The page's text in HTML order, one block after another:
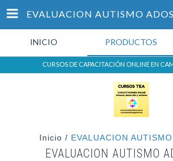
EVALUACION AUTISMO
INICIO PRODUCTOS
CURSOS DE CAPACITACIÓN ONLINE EN
Inicio / EVALUACION
EVALUACION AUTISMO